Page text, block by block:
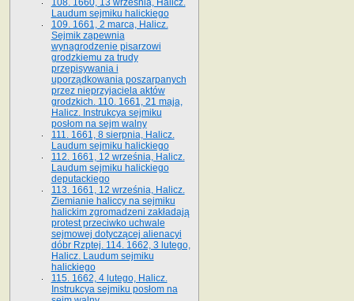
108. 1660, 13 września, Halicz.
Laudum sejmiku halickiego
109. 1661, 2 marca, Halicz.
Sejmik zapewnia
wynagrodzenie pisarzowi
grodzkiemu za trudy
przepisywania i
uporządkowania poszarpanych
przez nieprzyjaciela aktów
grodzkich. 110. 1661, 21 maja,
Halicz. Instrukcya sejmiku
posłom na sejm walny
111. 1661, 8 sierpnia, Halicz.
Laudum sejmiku halickiego
112. 1661, 12 września, Halicz.
Laudum sejmiku halickiego
deputackiego
113. 1661, 12 września, Halicz.
Ziemianie haliccy na sejmiku
halickim zgromadzeni zakładają
protest przeciwko uchwale
sejmowej dotyczącej alienacyi
dóbr Rzptej. 114. 1662, 3 lutego,
Halicz. Laudum sejmiku
halickiego
115. 1662, 4 lutego, Halicz.
Instrukcya sejmiku posłom na